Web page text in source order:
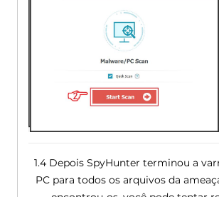
1.4 Depois SpyHunter terminou a
PC para todos os arquivos da